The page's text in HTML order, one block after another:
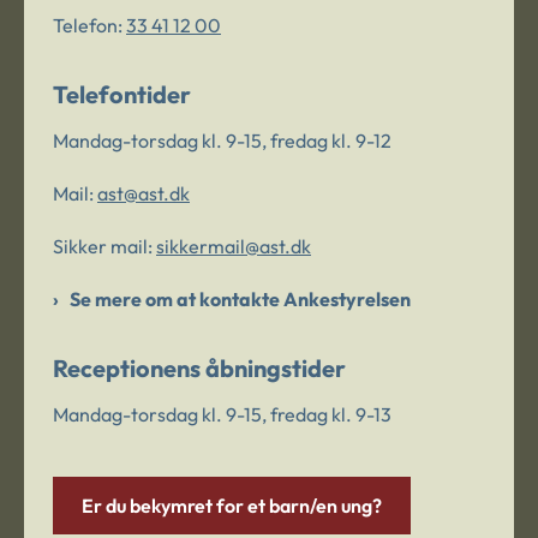
Telefon: 33 41 12 00
Telefontider
Mandag-torsdag kl. 9-15, fredag kl. 9-12
Mail: ast@ast.dk
Sikker mail: sikkermail@ast.dk
Se mere om at kontakte Ankestyrelsen
Receptionens åbningstider
Mandag-torsdag kl. 9-15, fredag kl. 9-13
Er du bekymret for et barn/en ung?